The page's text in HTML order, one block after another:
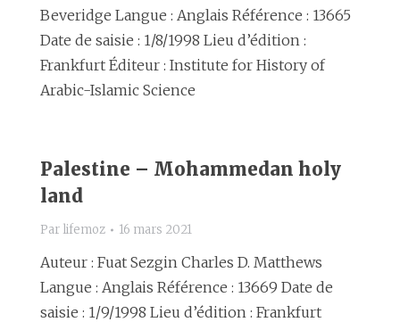
Beveridge Langue : Anglais Référence : 13665
Date de saisie : 1/8/1998 Lieu d’édition :
Frankfurt Éditeur : Institute for History of
Arabic-Islamic Science
Palestine – Mohammedan holy
land
Par lifemoz 16 mars 2021
Auteur : Fuat Sezgin Charles D. Matthews
Langue : Anglais Référence : 13669 Date de
saisie : 1/9/1998 Lieu d’édition : Frankfurt